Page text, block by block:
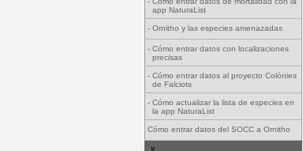
app NaturaList
- Ornitho y las especies amenazadas
- Cómo entrar datos con localizaciones
precisas
- Cómo entrar datos al proyecto Colònies
de Falciots
- Cómo actualizar la lista de especies en
la app NaturaList
Cómo entrar datos del SOCC a Ornitho